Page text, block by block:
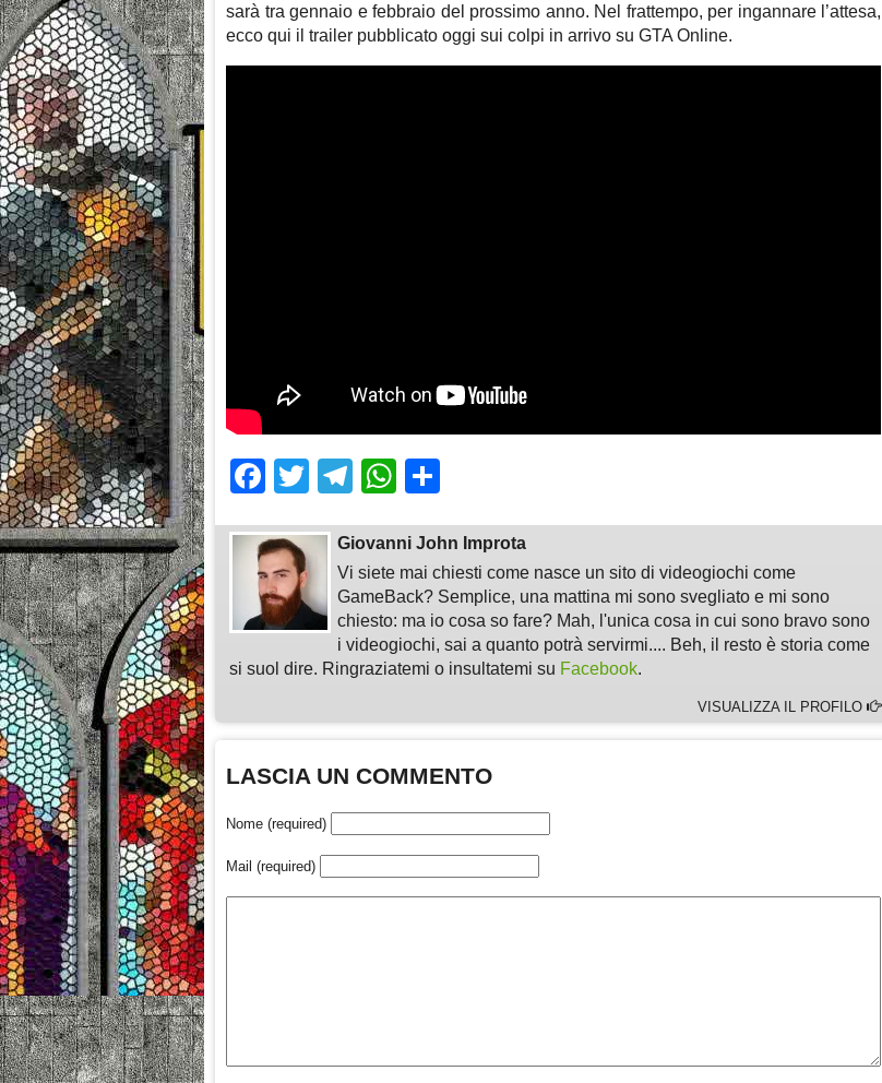
sarà tra gennaio e febbraio del prossimo anno. Nel frattempo, per ingannare l’attesa,
ecco qui il trailer pubblicato oggi sui colpi in arrivo su GTA Online.
Facebook
TwitterTelegram
WhatsApp
Giovanni John Improta
Vi siete mai chiesti come nasce un sito di videogiochi come
GameBack? Semplice, una mattina mi sono svegliato e mi sono
chiesto: ma io cosa so fare? Mah, l'unica cosa in cui sono bravo sono
i videogiochi, sai a quanto potrà servirmi.... Beh, il resto è storia come
si suol dire. Ringraziatemi o insultatemi su Facebook.
VISUALIZZA IL PROFILO
LASCIA UN COMMENTO
Nome (required)
Mail (required)